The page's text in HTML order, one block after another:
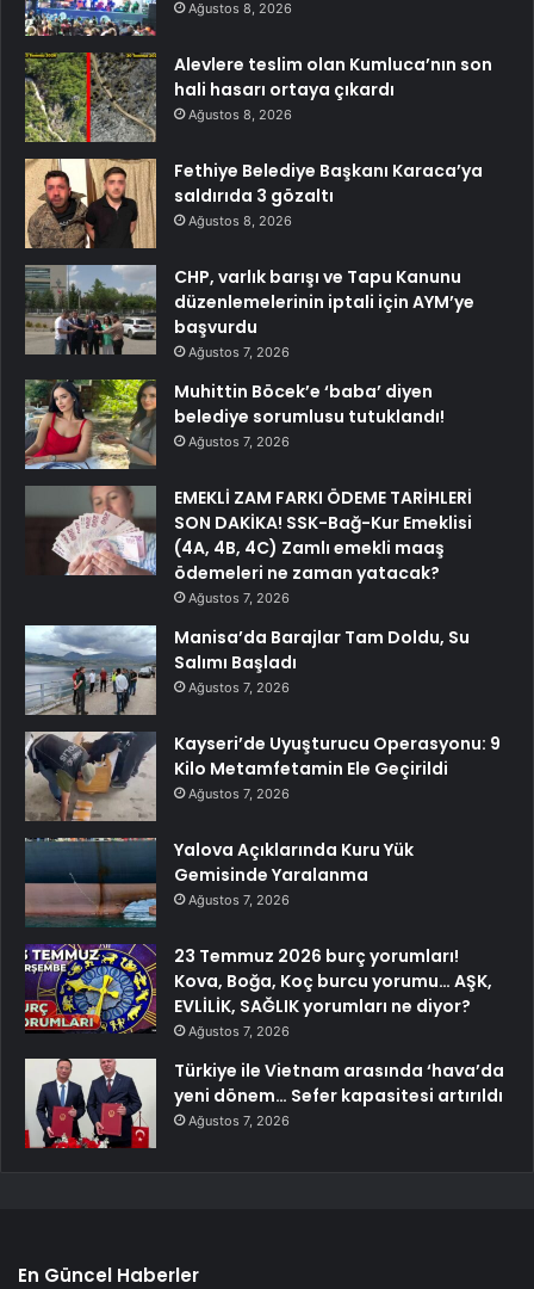
Ağustos 8, 2026
Alevlere teslim olan Kumluca’nın son
hali hasarı ortaya çıkardı
Ağustos 8, 2026
Fethiye Belediye Başkanı Karaca’ya
saldırıda 3 gözaltı
Ağustos 8, 2026
CHP, varlık barışı ve Tapu Kanunu
düzenlemelerinin iptali için AYM’ye
başvurdu
Ağustos 7, 2026
Muhittin Böcek’e ‘baba’ diyen
belediye sorumlusu tutuklandı!
Ağustos 7, 2026
EMEKLİ ZAM FARKI ÖDEME TARİHLERİ
SON DAKİKA! SSK-Bağ-Kur Emeklisi
(4A, 4B, 4C) Zamlı emekli maaş
ödemeleri ne zaman yatacak?
Ağustos 7, 2026
Manisa’da Barajlar Tam Doldu, Su
Salımı Başladı
Ağustos 7, 2026
Kayseri’de Uyuşturucu Operasyonu: 9
Kilo Metamfetamin Ele Geçirildi
Ağustos 7, 2026
Yalova Açıklarında Kuru Yük
Gemisinde Yaralanma
Ağustos 7, 2026
23 Temmuz 2026 burç yorumları!
Kova, Boğa, Koç burcu yorumu… AŞK,
EVLİLİK, SAĞLIK yorumları ne diyor?
Ağustos 7, 2026
Türkiye ile Vietnam arasında ‘hava’da
yeni dönem… Sefer kapasitesi artırıldı
Ağustos 7, 2026
En Güncel Haberler